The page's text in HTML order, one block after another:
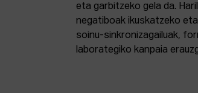
eta garbitzeko gela da.
negatiboak ikuskatzeko
soinu-sinkronizagailuak,
laborategiko kanpaia